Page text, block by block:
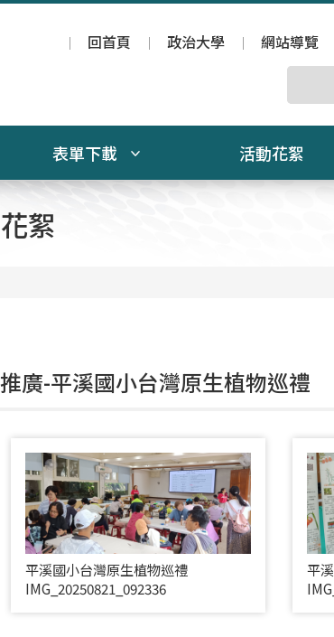
回首頁
政治大學 網站導覽
表單下載 活動花絮
絮
廣-平溪國小台灣原生植物巡禮
平溪國小台灣原生植物巡禮
IMG_20250821_092336
平